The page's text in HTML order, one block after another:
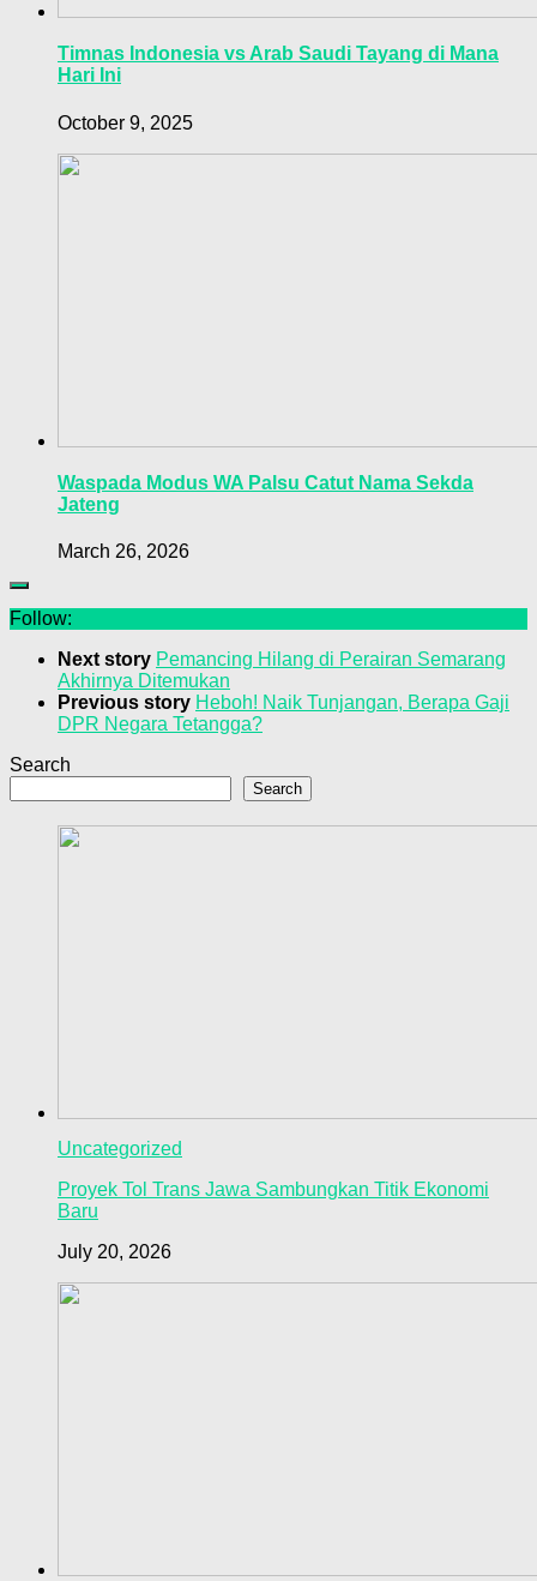
Timnas Indonesia vs Arab Saudi Tayang di Mana
Hari Ini
October 9, 2025
Waspada Modus WA Palsu Catut Nama Sekda
Jateng
March 26, 2026
Follow:
Next story Pemancing Hilang di Perairan Semarang
Akhirnya Ditemukan
Previous story Heboh! Naik Tunjangan, Berapa Gaji
DPR Negara Tetangga?
Search
Search
Uncategorized
Proyek Tol Trans Jawa Sambungkan Titik Ekonomi
Baru
July 20, 2026